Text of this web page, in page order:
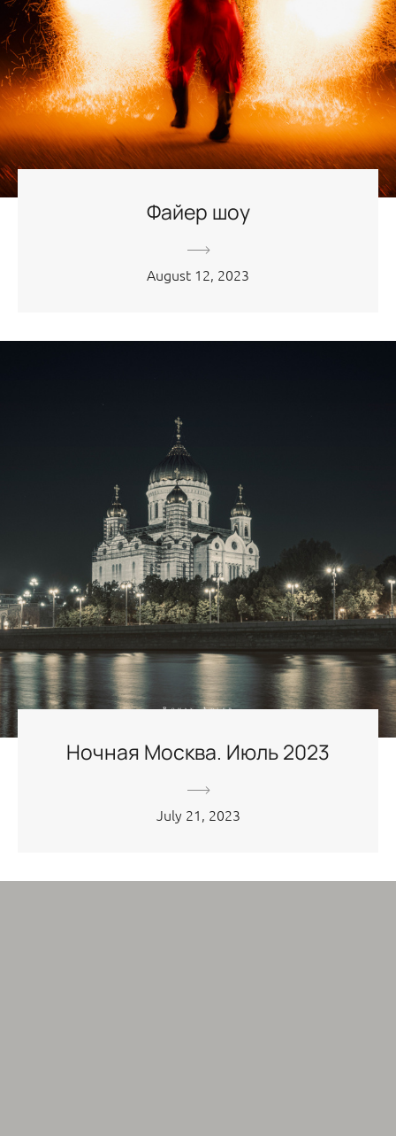
Файер шоу
August 12, 2023
Ночная Москва. Июль 2023
July 21, 2023